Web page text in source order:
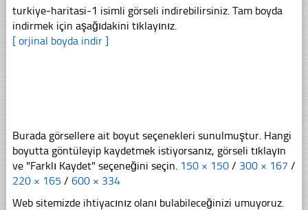
turkiye-haritasi-1 isimli görseli indirebilirsiniz. Tam boyda
indirmek için aşağıdakini tıklayınız.
[ orjinal boyda indir ]
Burada görsellere ait boyut seçenekleri sunulmuştur. Hangi
boyutta göntüleyip kaydetmek istiyorsanız, görseli tıklayın
ve "Farklı Kaydet" seçeneğini seçin. 150 × 150 / 300 × 167 /
220 × 165 / 600 × 334
Web sitemizde ihtiyacınız olanı bulabileceğinizi umuyoruz.